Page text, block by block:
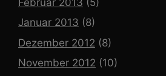
Januar 2013 (8)
Dezember 2012 (8)
November 2012 (10)